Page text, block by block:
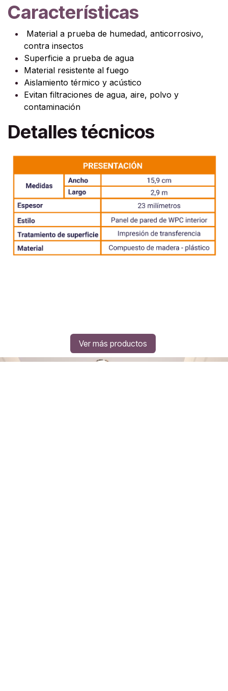
Características
Material a prueba de humedad, anticorrosivo,
contra insectos
Superficie a prueba de agua
Material resistente al fuego
Aislamiento térmico y acústico
Evitan filtraciones de agua, aire, polvo y
contaminación
Detalles técnicos
Ver más productos